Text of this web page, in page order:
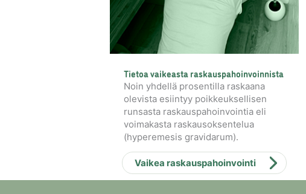
Tietoa vaikeasta raskauspahoinvoinnista
Noin yhdellä prosentilla raskaana
olevista esiintyy poikkeuksellisen
runsasta raskauspahoinvointia eli
voimakasta raskausoksentelua
(hyperemesis gravidarum).
Vaikea raskauspahoinvointi